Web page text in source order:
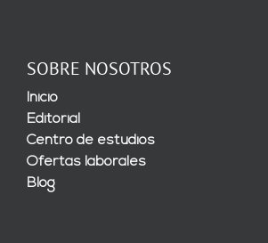
SOBRE NOSOTROS
Inicio
Editorial
Centro de estudios
Ofertas laborales
Blog